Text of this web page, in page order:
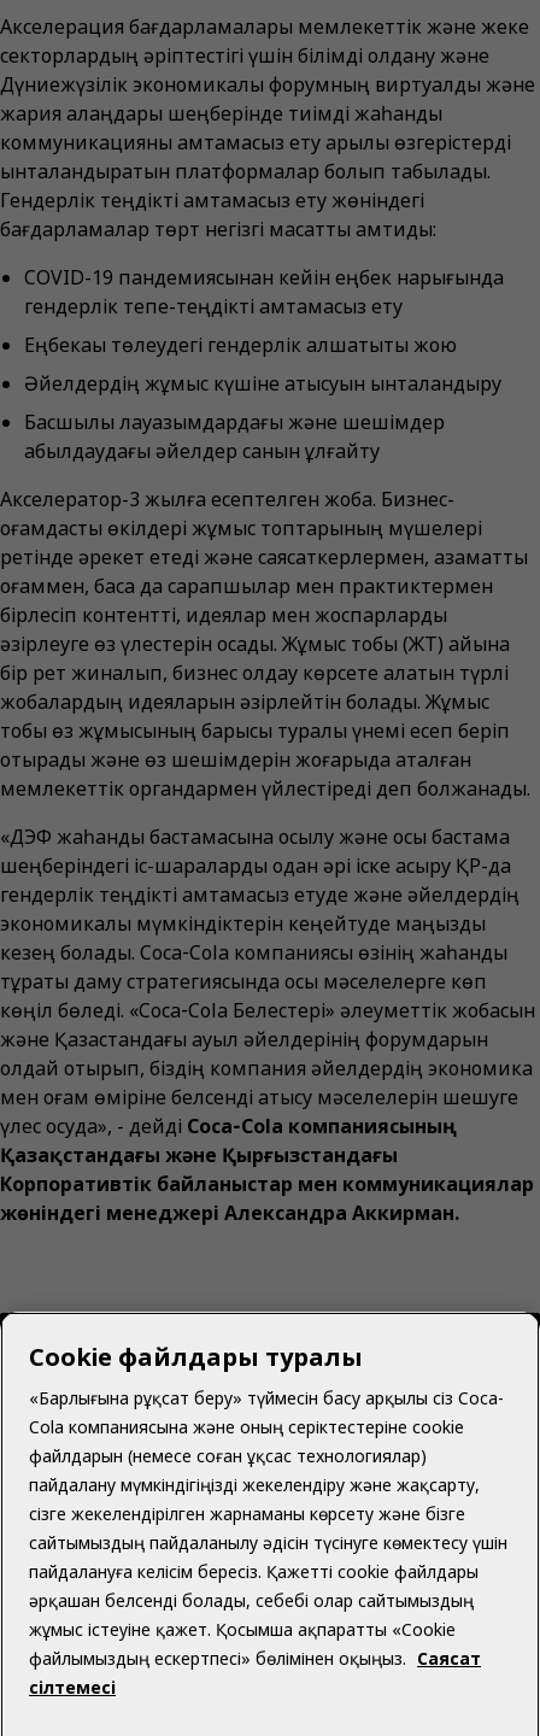
Акселерация бағдарламалары мемлекеттік және жеке
секторлардың әріптестігі үшін білімді қолдану және
Дүниежүзілік экономикалық форумның виртуалды және
жария алаңдары шеңберінде тиімді жаһандық
коммуникацияны қамтамасыз ету арқылы өзгерістерді
ынталандыратын платформалар болып табылады.
Гендерлік теңдікті қамтамасыз ету жөніндегі
бағдарламалар төрт негізгі мақсатты қамтиды:
COVID-19 пандемиясынан кейін еңбек нарығында
гендерлік тепе-теңдікті қамтамасыз ету
Еңбекақы төлеудегі гендерлік алшақтықты жою
Әйелдердің жұмыс күшіне қатысуын ынталандыру
Басшылық лауазымдардағы және шешімдер
қабылдаудағы әйелдер санын ұлғайту
Акселератор-3 жылға есептелген жоба. Бизнес-
қоғамдастық өкілдері жұмыс топтарының мүшелері
ретінде әрекет етеді және саясаткерлермен, азаматтық
қоғаммен, басқа да сарапшылар мен практиктермен
бірлесіп контентті, идеялар мен жоспарларды
әзірлеуге өз үлестерін қосады. Жұмыс тобы (ЖТ) айына
бір рет жиналып, бизнес қолдау көрсете алатын түрлі
жобалардың идеяларын әзірлейтін болады. Жұмыс
тобы өз жұмысының барысы туралы үнемі есеп беріп
отырады және өз шешімдерін жоғарыда аталған
мемлекеттік органдармен үйлестіреді деп болжанады.
«ДЭФ жаһандық бастамасына қосылу және осы бастама
шеңберіндегі іс-шараларды одан әрі іске асыру ҚР-да
гендерлік теңдікті қамтамасыз етуде және әйелдердің
экономикалық мүмкіндіктерін кеңейтуде маңызды
кезең болады. Coca‑Cola компаниясы өзінің жаһандық
тұрақты даму стратегиясында осы мәселелерге көп
көңіл бөледі. «Coca‑Cola Белестері» әлеуметтік жобасын
және Қазақстандағы ауыл әйелдерінің форумдарын
қолдай отырып, біздің компания әйелдердің экономика
мен қоғам өміріне белсенді қатысу мәселелерін шешуге
үлес қосуда», - дейді Coca‑Cola компаниясының
Қазақстандағы және Қырғызстандағы
Корпоративтік байланыстар мен коммуникациялар
жөніндегі менеджері Александра Аккирман.
Қазақстан | Қазақ
Біз туралы
Көмек қажет пе?
Cookie файлдары туралы
«Барлығына рұқсат беру» түймесін басу арқылы сіз Coca-
Cola компаниясына және оның серіктестеріне cookie
файлдарын (немесе соған ұқсас технологиялар)
пайдалану мүмкіндігіңізді жекелендіру және жақсарту,
сізге жекелендірілген жарнаманы көрсету және бізге
сайтымыздың пайдаланылу әдісін түсінуге көмектесу үшін
пайдалануға келісім бересіз. Қажетті cookie файлдары
әрқашан белсенді болады, себебі олар сайтымыздың
жұмыс істеуіне қажет. Қосымша ақпаратты «Cookie
файлымыздың ескертпесі» бөлімінен оқыңыз. Саясат
сілтемесі